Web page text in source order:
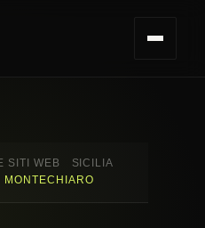
SITI WEB
SICILIA
MONTECHIARO